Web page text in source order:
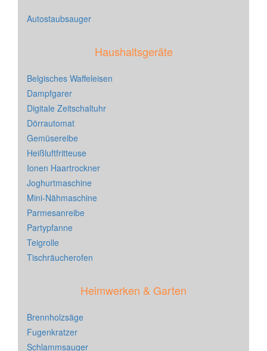
Autostaubsauger
Haushaltsgeräte
Belgisches Waffeleisen
Dampfgarer
Digitale Zeitschaltuhr
Dörrautomat
Gemüsereibe
Heißluftfritteuse
Ionen Haartrockner
Joghurtmaschine
Mini-Nähmaschine
Parmesanreibe
Partypfanne
Teigrolle
Tischräucherofen
Heimwerken & Garten
Brennholzsäge
Fugenkratzer
Schlammsauger